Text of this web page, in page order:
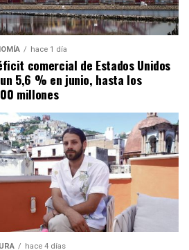
hace 1 día
comercial de Estados Unidos
5,6 % en junio, hasta los
millones
hace 4 días